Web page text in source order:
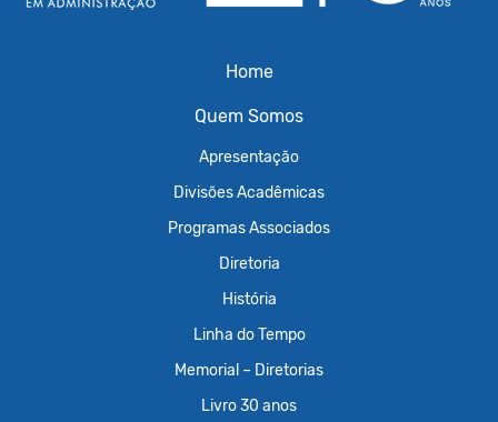
Home
Quem Somos
Apresentação
Divisões Acadêmicas
Programas Associados
Diretoria
História
Linha do Tempo
Memorial – Diretorias
Livro 30 anos